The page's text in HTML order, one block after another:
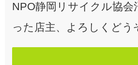
NPO静岡リサイクル協
った店主、よろしくどう